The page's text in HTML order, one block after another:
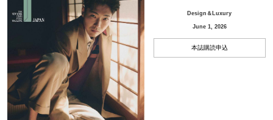
Design＆Luxury
June 1, 2026
本誌購読申込